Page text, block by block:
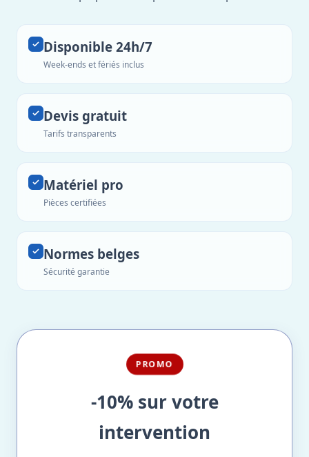
Disponible 24h/7
Week-ends et fériés inclus
Devis gratuit
Tarifs transparents
Matériel pro
Pièces certifiées
Normes belges
Sécurité garantie
PROMO
-10% sur votre
intervention